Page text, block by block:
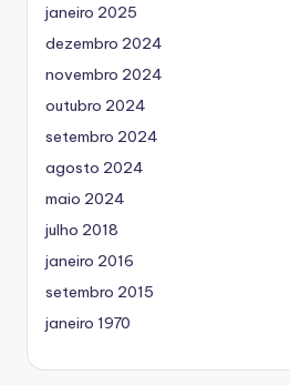
janeiro 2025
dezembro 2024
novembro 2024
outubro 2024
setembro 2024
agosto 2024
maio 2024
julho 2018
janeiro 2016
setembro 2015
janeiro 1970